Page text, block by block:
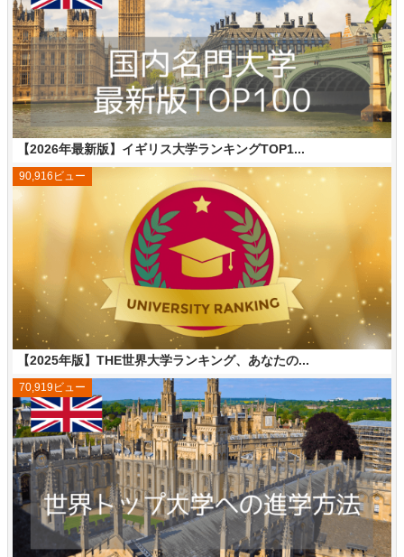
【2026年最新版】イギリス大学ランキングTOP1...
【2025年版】THE世界大学ランキング、あなたの...
90,916ビュー
70,919ビュー